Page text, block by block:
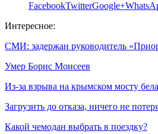
FacebookTwitterGoogle+
Интересное:
СМИ: задержан руководитель
Умер Борис Моисеев
Из-за взрыва на крымском мосту
Загрузить до отказа, ничего не
Какой чемодан выбрать в поездку?